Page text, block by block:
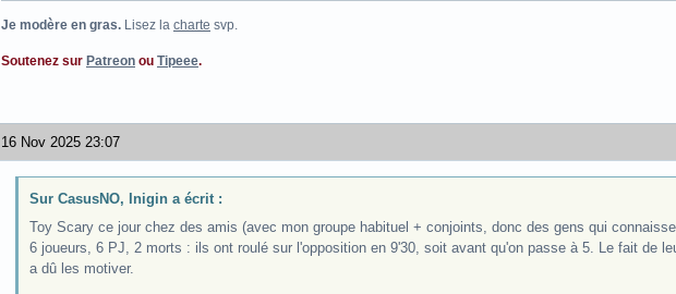
Je modère en gras. Lisez la charte svp.
Soutenez sur Patreon ou Tipeee.
16 Nov 2025 23:07
Sur CasusNO, Inigin a écrit :
Toy Scary ce jour chez des amis (avec mon groupe habituel + conjoints, donc des gens qui
6 joueurs, 6 PJ, 2 morts : ils ont roulé sur l'opposition en 9'30, soit avant qu'on passe à 5. Le fait de
a dû les motiver.